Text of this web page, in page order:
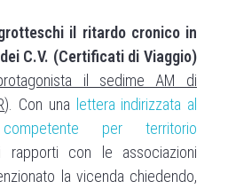
il ritardo cronico in
C.V. (Certificati di Viaggio)
il sedime AM di
). Con una lettera indirizzata al
per territorio
con le associazioni
la vicenda chiedendo,